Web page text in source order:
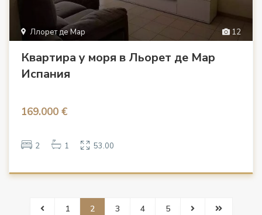
12
Ллорет де Мар
Квартира у моря в Льорет де Мар
Испания
169.000 €
2 1 53.00
1 2 3 4 5